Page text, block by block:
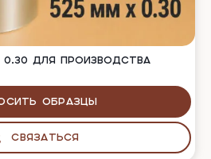
ДЛЯ ПРОИЗВОДСТВА
образцы
Связаться